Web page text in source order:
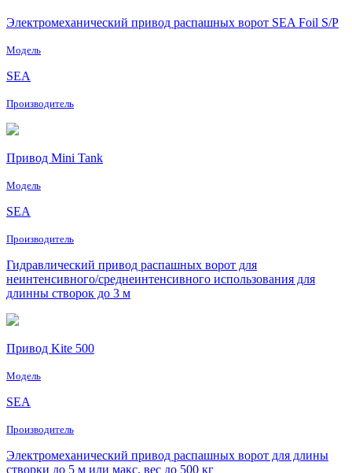
Электромеханический привод распашных ворот SEA Foil S/P
Модель
SEA
Производитель
Привод Mini Tank
Модель
SEA
Производитель
Гидравлический привод распашных ворот для
неинтенсивного/среднеинтенсивного использования для
длинны створок до 3 м
Привод Kite 500
Модель
SEA
Производитель
Электромеханический привод распашных ворот для длины
створки до 5 м или макс. вес до 500 кг